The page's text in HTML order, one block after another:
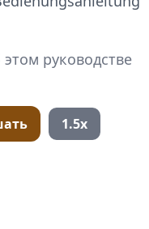
руководстве
1.5x